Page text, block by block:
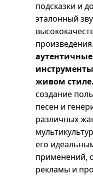
подсказки и
эталонный
произведения.
живом стиле.
создание
песен и
различных
его
применений,
рекламы и